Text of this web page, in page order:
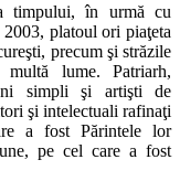
timpului, în urmă cu
platoul ori piaţeta
precum şi străzile
lume. Patriarh,
simpli şi artişti de
şi intelectuali rafinaţi
a fost Părintele lor
pe cel care a fost